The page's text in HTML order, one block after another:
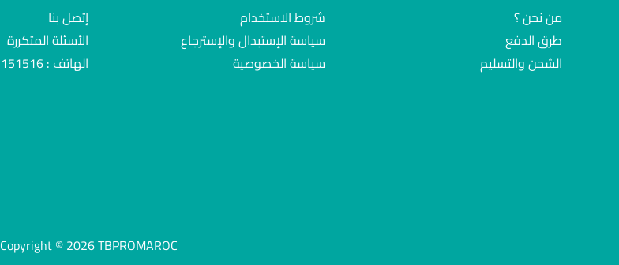
من نحن ؟
طرق الدفع
الشحن والتسليم
شروط الاستخدام
سياسة الإستبدال والإسترجاع
سياسة الخصوصية
إتصل بنا
الأسئلة المتكررة
الهاتف : 0707151516
Copyright © 2026 TBPROMAROC